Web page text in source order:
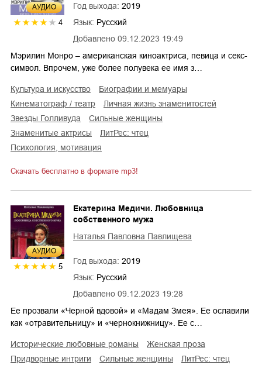
AУДИО
4
Добавлено 09.12.2023 19:49
Год выхода: 2019
Язык: Русский
Мэрилин Монро – американская киноактриса, певица и секс-
символ. Впрочем, уже более полувека ее имя з…
культура и искусство
биографии и мемуары
кинематограф / театр
личная жизнь знаменитостей
звезды Голливуда
сильные женщины
знаменитые актрисы
ЛитРес: чтец
психология, мотивация
Скачать бесплатно в формате mp3!
AУДИО
5
Добавлено 09.12.2023 19:28
Екатерина Медичи. Любовница
собственного мужа
Наталья Павловна Павлищева
Год выхода: 2019
Язык: Русский
Ее прозвали «Черной вдовой» и «Мадам Змея». Ее ославили
как «отравительницу» и «чернокнижницу». Ее с…
исторические любовные романы
женская проза
придворные интриги
сильные женщины ЛитРес: чтец